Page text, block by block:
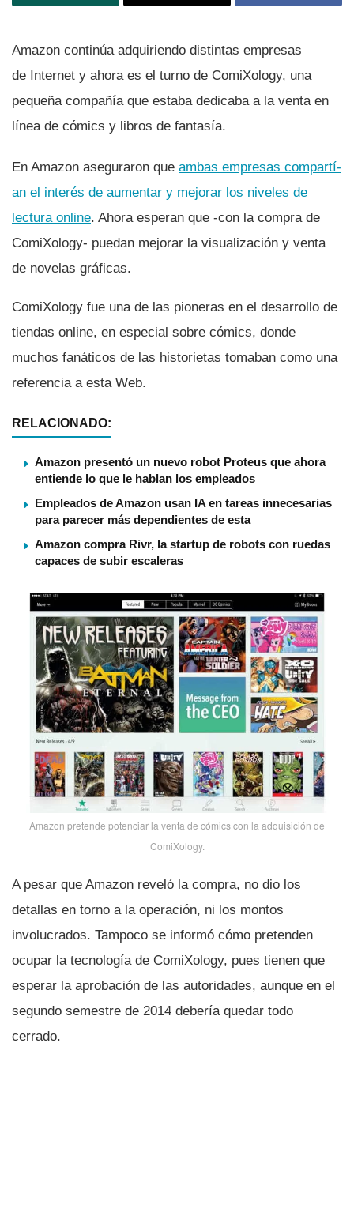
Amazon continúa adquiriendo distintas empresas
de Internet y ahora es el turno de ComiXology, una
pequeña compañí­a que estaba dedicaba a la venta en
lí­nea de cómics y libros de fantasí­a.
En Amazon aseguraron que ambas empresas compartí­
an el interés de aumentar y mejorar los niveles de
lectura online. Ahora esperan que -con la compra de
ComiXology- puedan mejorar la visualización y venta
de novelas gráficas.
ComiXology fue una de las pioneras en el desarrollo de
tiendas online, en especial sobre cómics, donde
muchos fanáticos de las historietas tomaban como una
referencia a esta Web.
RELACIONADO:
Amazon presentó un nuevo robot Proteus que ahora
entiende lo que le hablan los empleados
Empleados de Amazon usan IA en tareas innecesarias
para parecer más dependientes de esta
Amazon compra Rivr, la startup de robots con ruedas
capaces de subir escaleras
Amazon pretende potenciar la venta de cómics con la adquisición de
ComiXology.
A pesar que Amazon reveló la compra, no dio los
detallas en torno a la operación, ni los montos
involucrados. Tampoco se informó cómo pretenden
ocupar la tecnologí­a de ComiXology, pues tienen que
esperar la aprobación de las autoridades, aunque en el
segundo semestre de 2014 deberí­a quedar todo
cerrado.